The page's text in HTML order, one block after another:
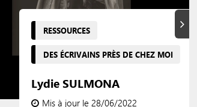
RESSOURCES
DES ÉCRIVAINS PRÈS DE CHEZ MOI
Lydie SULMONA
Mis à jour le 28/06/2022